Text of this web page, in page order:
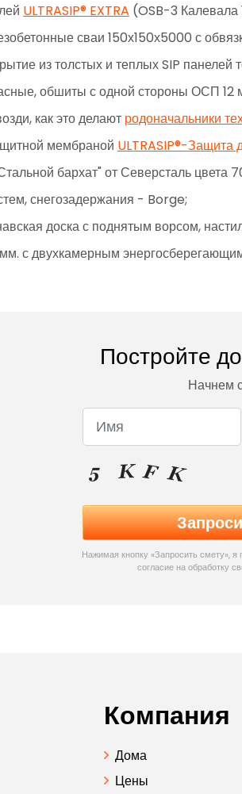
ULTRASIP® EXTRA (OSB-3 Калевала
сваи 150х150х5000 с
из толстых и теплых SIP
обшиты с одной стороны ОСП 12
как это делают родоначальники
мембраной ULTRASIP®-Защита
бархат" от Северсталь цвета
снегозадержания - Borge;
доска с поднятым ворсом,
с двухкамерным
Постройте
Начнем
Нажимая кнопку «Запросить смету»,
согласие на обработку
Компания
Дома
Цены